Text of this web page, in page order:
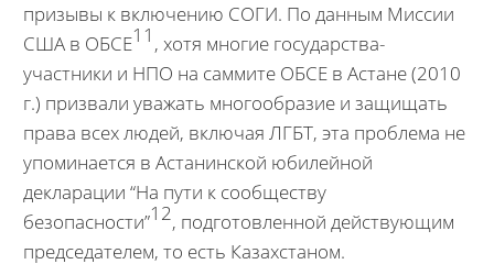
призывы к включению СОГИ. По данным Миссии
США в ОБСЕ11 , хотя многие государства-
участники и НПО на саммите ОБСЕ в Астане (2010
г.) призвали уважать многообразие и защищать
права всех людей, включая ЛГБТ, эта проблема не
упоминается в Астанинской юбилейной
декларации “На пути к сообществу
безопасности”12, подготовленной действующим
председателем, то есть Казахстаном.